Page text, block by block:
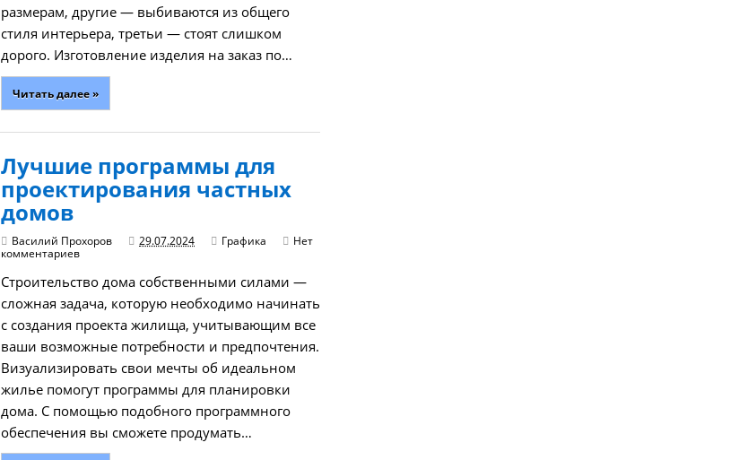
размерам, другие — выбиваются из общего
стиля интерьера, третьи — стоят слишком
дорого. Изготовление изделия на заказ по…
Читать далее »
Лучшие программы для
проектирования частных
домов
Василий Прохоров 29.07.2024 Графика
Нет
комментариев
Строительство дома собственными силами —
сложная задача, которую необходимо начинать
с создания проекта жилища, учитывающим все
ваши возможные потребности и предпочтения.
Визуализировать свои мечты об идеальном
жилье помогут программы для планировки
дома. С помощью подобного программного
обеспечения вы сможете продумать…